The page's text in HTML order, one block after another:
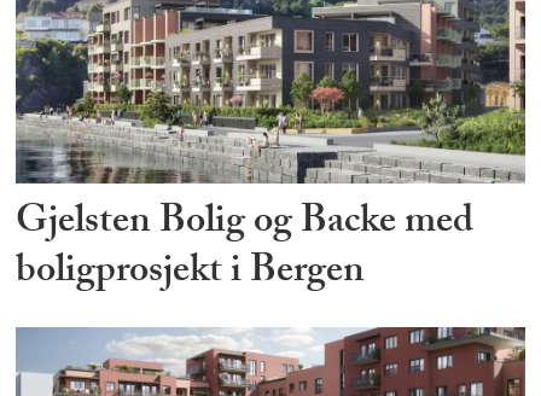
Gjelsten Bolig og Backe med
boligprosjekt i Bergen